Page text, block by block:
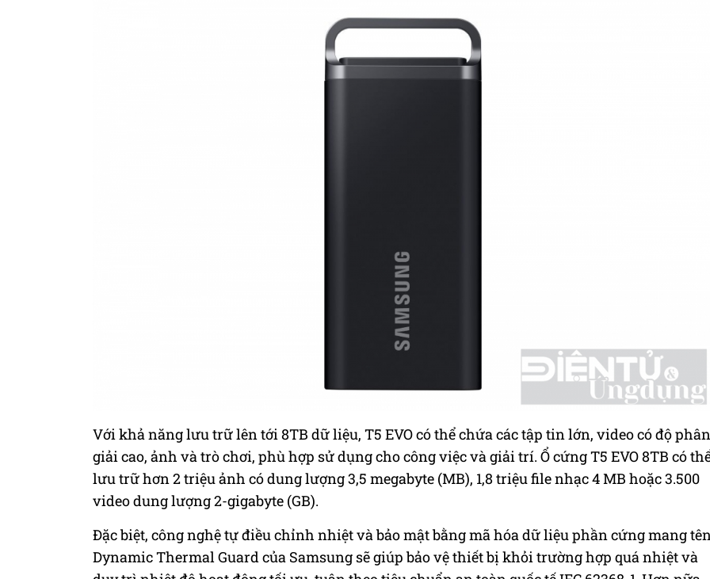
Với khả năng lưu trữ lên tới 8TB dữ liệu, T5 EVO có thể chứa các tập tin lớn, video có độ phân
giải cao, ảnh và trò chơi, phù hợp sử dụng cho công việc và giải trí. Ổ cứng T5 EVO 8TB có
lưu trữ hơn 2 triệu ảnh có dung lượng 3,5 megabyte (MB), 1,8 triệu file nhạc 4 MB hoặc 3.500
video dung lượng 2-gigabyte (GB).
Đặc biệt, công nghệ tự điều chỉnh nhiệt và bảo mật bằng mã hóa dữ liệu phần cứng mang tên
Dynamic Thermal Guard của Samsung sẽ giúp bảo vệ thiết bị khỏi trường hợp quá nhiệt và